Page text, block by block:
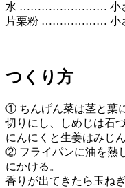
水 …………………… 小
片栗粉 ……………… 小
つくり方
① ちんげん菜は茎と葉
切りにし、しめじは石
にんにくと生姜はみじ
② フライパンに油を熱
にかける。
香りが出てきたら玉ね